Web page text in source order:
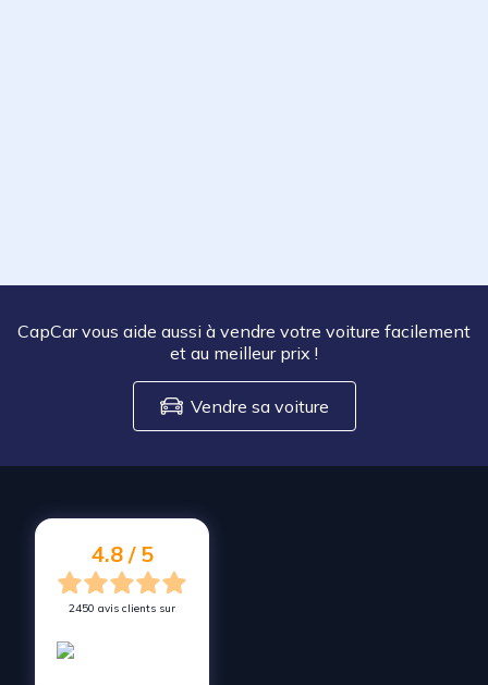
CapCar vous aide aussi à vendre votre voiture facilement
et au meilleur prix !
Vendre sa voiture
4.8 / 5
2450 avis clients sur